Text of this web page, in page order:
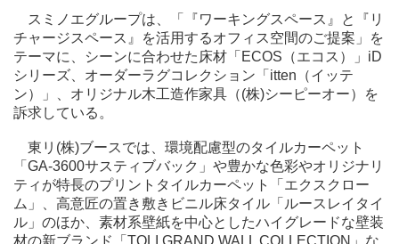
スミノエグループは、「『ワーキングスペース』と『リ
チャージスペース』を活用するオフィス空間のご提案」を
テーマに、シーンに合わせた床材「ECOS（エコス）」iD
シリーズ、オーダーラグコレクション「itten（イッテ
ン）」、オリジナル木工造作家具（(株)シーピーオー）を
訴求している。
東リ(株)ブースでは、環境配慮型のタイルカーペット
「GA-3600サスティブバック」や豊かな色彩やオリジナリ
ティが特長のプリントタイルカーペット「エクスクロー
ム」、高意匠の置き敷きビニル床タイル「ルースレイタイ
ル」のほか、素材系壁紙を中心としたハイグレードな壁装
材の新ブランド「TOLI GRAND WALL COLLECTION」な